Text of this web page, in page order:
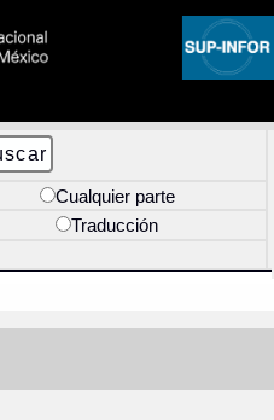
Cualquier parte
Traducción